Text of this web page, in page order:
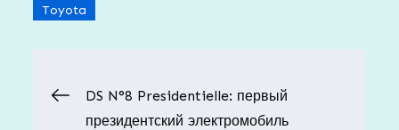
Toyota
Навигация
DS N°8 Presidentielle: первый
президентский электромобиль